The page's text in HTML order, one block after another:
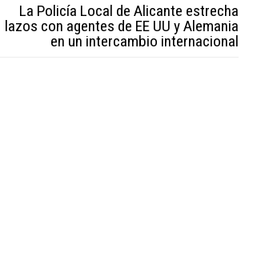
La Policía Local de Alicante estrecha
lazos con agentes de EE UU y Alemania
en un intercambio internacional